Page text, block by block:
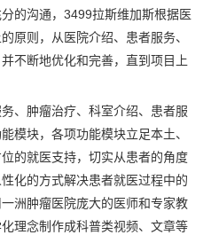
的沟通，3499拉斯维加斯根据医
原则，从医院介绍、患者服务、
不断地优化和完善，直到项目上
、肿瘤治疗、科室介绍、患者服
模块，各项功能模块立足本土、
的就医支持，切实从患者的角度
化的方式解决患者就医过程中的
洲肿瘤医院庞大的医师和专家教
理念制作成科普类视频、文章等